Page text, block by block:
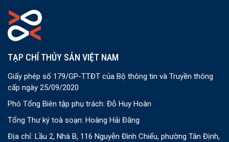
TẠP CHÍ THỦY SẢN VIỆT NAM
Giấy phép số 179/GP-TTĐT của Bộ thông tin và Truyền thông
cấp ngày 25/09/2020
Phó Tổng Biên tập phụ trách: Đỗ Huy Hoàn
Tổng Thư ký toà soạn: Hoàng Hải Đăng
Địa chỉ: Lầu 2, Nhà B, 116 Nguyễn Đình Chiểu, phường Tân Định,